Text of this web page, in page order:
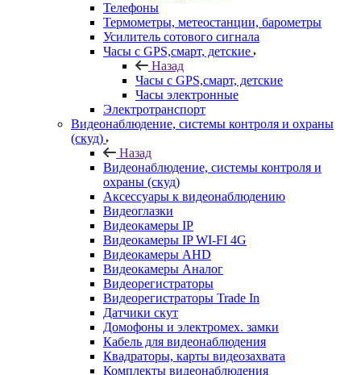
Телефоны
Термометры, метеостанции, барометры
Усилитель сотового сигнала
Часы с GPS,смарт, детские
Назад
Часы с GPS,смарт, детские
Часы электронные
Электротранспорт
Видеонаблюдение, системы контроля и охраны
(скуд)
Назад
Видеонаблюдение, системы контроля и
охраны (скуд)
Аксессуары к видеонаблюдению
Видеоглазки
Видеокамеры IP
Видеокамеры IP WI-FI 4G
Видеокамеры AHD
Видеокамеры Аналог
Видеорегистраторы
Видеорегистраторы Trade In
Датчики скут
Домофоны и электромех. замки
Кабель для видеонаблюдения
Квадраторы, карты видеозахвата
Комплекты видеонаблюдения